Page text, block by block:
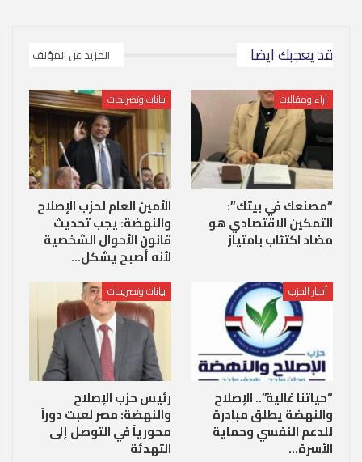
قد يعجبك ايضا المزيد عن المؤلف
آراء ومقالات
“مصنعك في بيتك”:
التمكين الاقتصادي هو
مضاد اكتئاب بامتياز
بيانات وتصريحات
الأمين العام لحزب الإصلاح
والنهضة: يجب تحديث
قانون الأحوال الشخصية
لأنه أصبح يشكل…
أخبار الحزب
“حياتنا غالية”.. الإصلاح
والنهضة يطلق مبادرة
للدعم النفسي وحماية
الأسرة…
بيانات وتصريحات
رئيس حزب الإصلاح
والنهضة: مصر لعبت دوراً
محورياً في التوصل إلى
التهدئة